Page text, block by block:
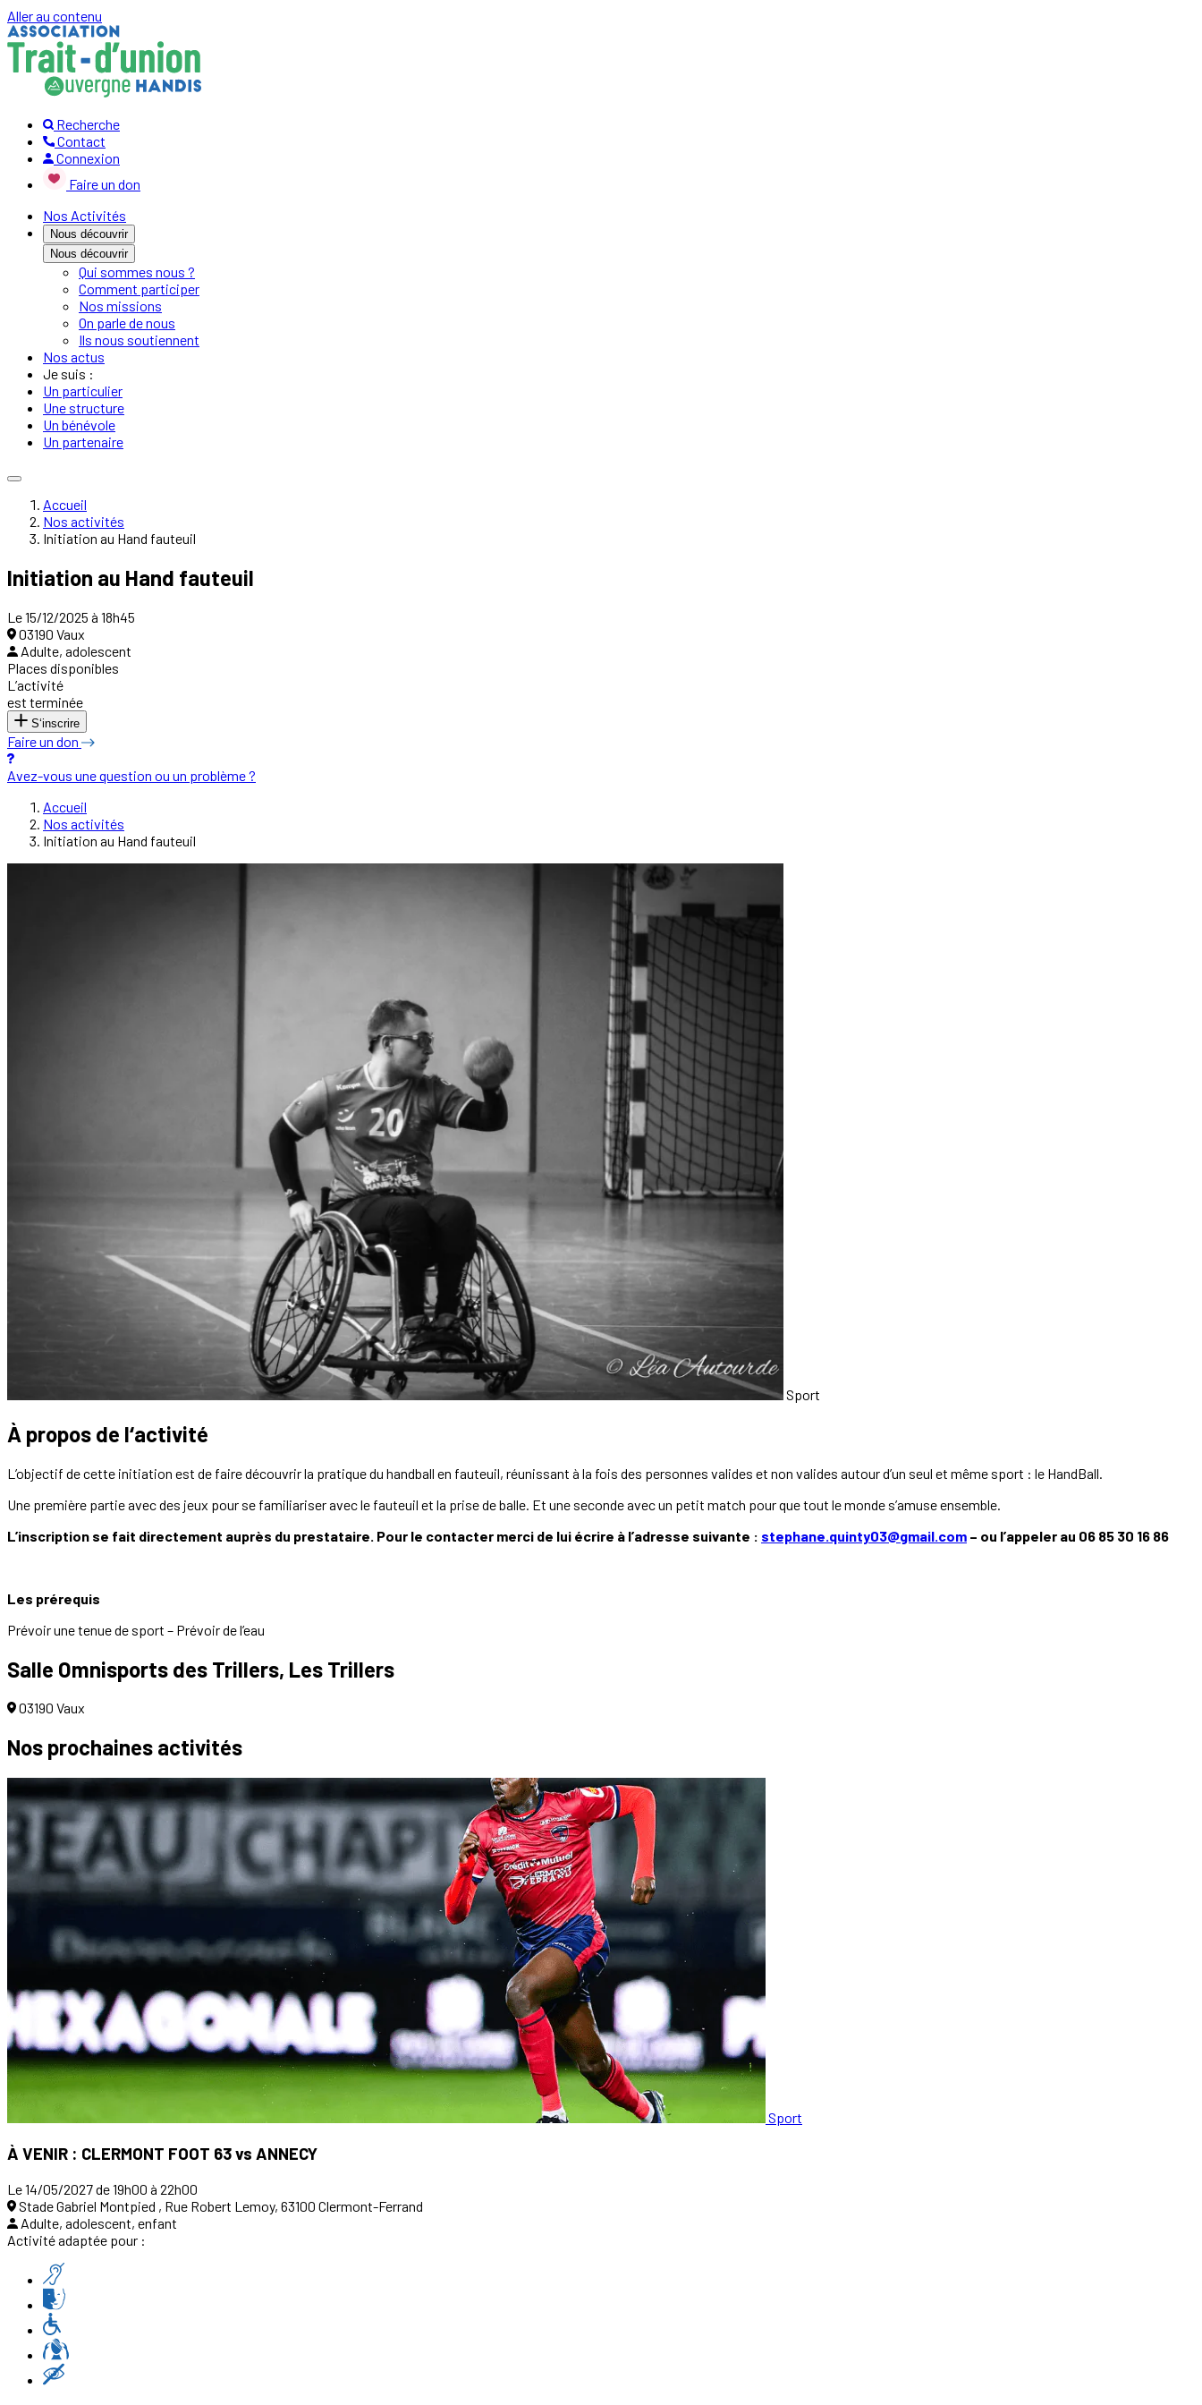
Aller au contenu
Recherche
Contact
Connexion
Faire un don
Nos Activités
Nous découvrir
Nous découvrir
Qui sommes nous ?
Comment participer
Nos missions
On parle de nous
Ils nous soutiennent
Nos actus
Je suis :
Un particulier
Une structure
Un bénévole
Un partenaire
Accueil
Nos activités
Initiation au Hand fauteuil
Initiation au Hand fauteuil
Le 15/12/2025 à 18h45
03190 Vaux
Adulte, adolescent
Places disponibles
L’activité
est terminée
S‘inscrire
Faire un don
Avez-vous une question ou un problème ?
Accueil
Nos activités
Initiation au Hand fauteuil
Sport
À propos de l‘activité
L’objectif de cette initiation est de faire découvrir la pratique du handball en fauteuil, réunissant à la fois des personnes valides et non valides autour d’un seul et même sport : le HandBall.
Une première partie avec des jeux pour se familiariser avec le fauteuil et la prise de balle. Et une seconde avec un petit match pour que tout le monde s’amuse ensemble.
L’inscription se fait directement auprès du prestataire. Pour le contacter merci de lui écrire à l’adresse suivante : stephane.quinty03@gmail.com – ou l’appeler au 06 85 30 16 86
Les prérequis
Prévoir une tenue de sport – Prévoir de l’eau
Salle Omnisports des Trillers, Les Trillers
03190 Vaux
Nos prochaines activités
Sport
À VENIR : CLERMONT FOOT 63 vs ANNECY
Le 14/05/2027 de 19h00 à 22h00
Stade Gabriel Montpied , Rue Robert Lemoy, 63100 Clermont-Ferrand
Adulte, adolescent, enfant
Activité adaptée pour :